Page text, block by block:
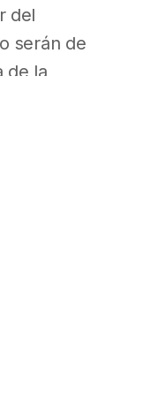
del
serán de
de la